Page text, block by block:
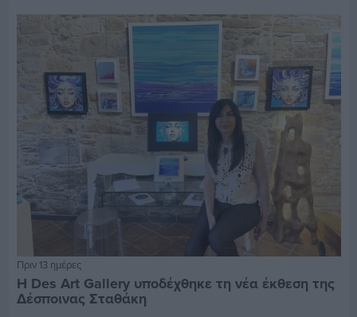
Πριν 13 ημέρες
Η Des Art Gallery υποδέχθηκε τη νέα έκθεση της
Δέσποινας Σταθάκη